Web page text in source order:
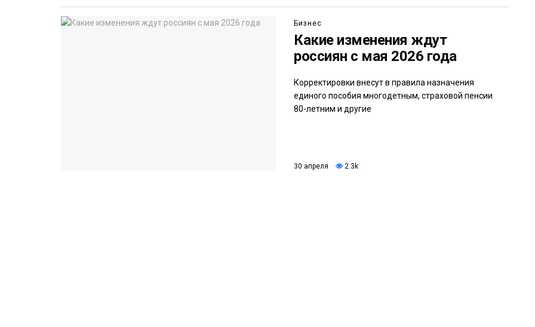
Бизнес
Какие изменения ждут
россиян с мая 2026 года
Корректировки внесут в правила назначения
единого пособия многодетным, страховой пенсии
80-летним и другие
30 апреля 2.3k